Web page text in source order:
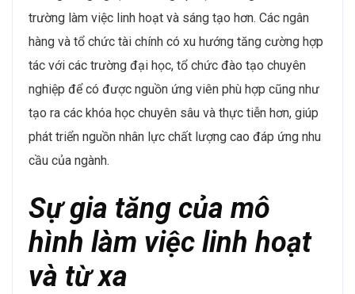
trường làm việc linh hoạt và sáng tạo hơn. Các ngân
hàng và tổ chức tài chính có xu hướng tăng cường hợp
tác với các trường đại học, tổ chức đào tạo chuyên
nghiệp để có được nguồn ứng viên phù hợp cũng như
tạo ra các khóa học chuyên sâu và thực tiễn hơn, giúp
phát triển nguồn nhân lực chất lượng cao đáp ứng nhu
cầu của ngành.
Sự gia tăng của mô
hình làm việc linh hoạt
và từ xa